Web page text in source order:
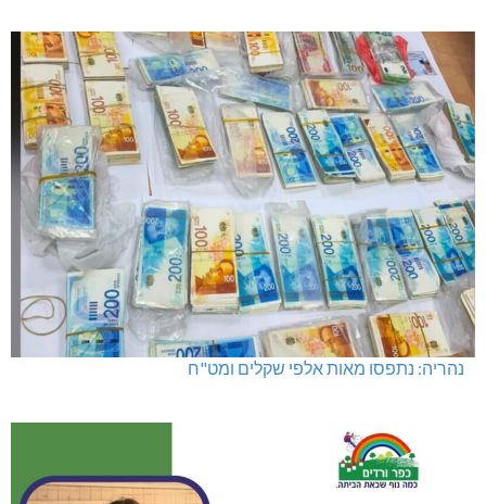
נהריה: נתפסו מאות אלפי שקלים ומט"ח